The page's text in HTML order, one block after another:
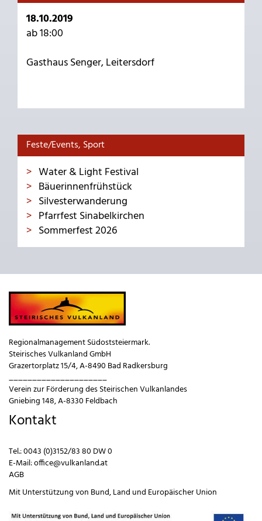
18.10.2019
ab 18:00
Gasthaus Senger, Leitersdorf
Feste/Events, Sport
Water & Light Festival
Bäuerinnenfrühstück
Silvesterwanderung
Pfarrfest Sinabelkirchen
Sommerfest 2026
Regionalmanagement Südoststeiermark.
Steirisches Vulkanland GmbH
Grazertorplatz 15/4, A-8490 Bad Radkersburg
_____________________
Verein zur Förderung des Steirischen Vulkanlandes
Gniebing 148, A-8330 Feldbach
Kontakt
Tel.:0043 (0)3152/83 80 DW 0
E-Mail:office@vulkanland.at
AGB
Mit Unterstützung von Bund,Land und Europäischer Union